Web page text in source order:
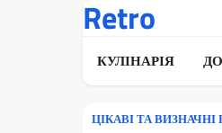
Retro
КУЛІНАРІЯ
ЦІКАВІ ТА ВИЗНАЧНІ